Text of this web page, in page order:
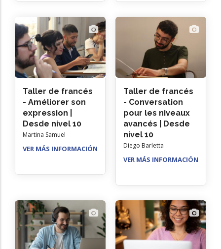
Taller de francés
- Améliorer son
expression |
Desde nivel 10
Martina Samuel
VER MÁS INFORMACIÓN
Taller de francés
- Conversation
pour les niveaux
avancés | Desde
nivel 10
Diego Barletta
VER MÁS INFORMACIÓN